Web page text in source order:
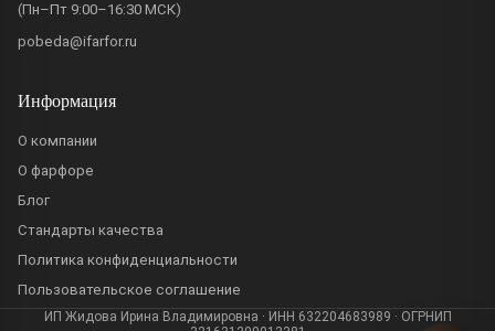
(Пн–Пт 9:00–16:30 МСК)
pobeda@ifarfor.ru
Информация
О компании
О фарфоре
Блог
Стандарты качества
Политика конфиденциальности
Пользовательское соглашение
ИП Жидова Ирина Владимировна · ИНН 632204683989 · ОГРНИП